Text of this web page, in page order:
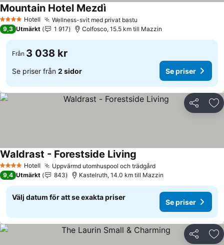
4 StjärnorHotell Wellness-svit med privat bastu
Mountain Hotel MezdìSe priser
9,3 Utmärkt 1 917 Colfosco, 15.5 km till Mazzin
Från 3 038 kr
Se priser från 2 sidor Se priser
Dela
4 StjärnorHotell Uppvärmd utomhuspool och trädgårdSe priser
Waldrast - Forestside Living
9,4 Utmärkt 843 Kastelruth, 14.0 km till Mazzin
Välj datum för att se exakta priser
Se priser
Dela